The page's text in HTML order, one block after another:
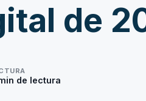
de
de lectura